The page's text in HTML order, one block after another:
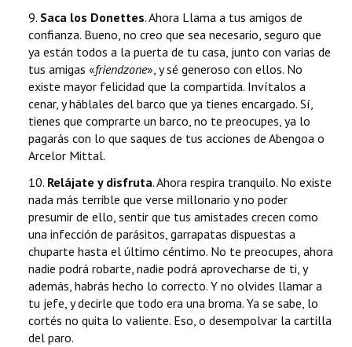
9. Saca los Donettes. Ahora Llama a tus amigos de
confianza. Bueno, no creo que sea necesario, seguro que
ya están todos a la puerta de tu casa, junto con varias de
tus amigas «friendzone», y sé generoso con ellos. No
existe mayor felicidad que la compartida. Invítalos a
cenar, y háblales del barco que ya tienes encargado. Sí,
tienes que comprarte un barco, no te preocupes, ya lo
pagarás con lo que saques de tus acciones de Abengoa o
Arcelor Mittal.
10. Relájate y disfruta. Ahora respira tranquilo. No existe
nada más terrible que verse millonario y no poder
presumir de ello, sentir que tus amistades crecen como
una infección de parásitos, garrapatas dispuestas a
chuparte hasta el último céntimo. No te preocupes, ahora
nadie podrá robarte, nadie podrá aprovecharse de ti, y
además, habrás hecho lo correcto. Y no olvides llamar a
tu jefe, y decirle que todo era una broma. Ya se sabe, lo
cortés no quita lo valiente. Eso, o desempolvar la cartilla
del paro.